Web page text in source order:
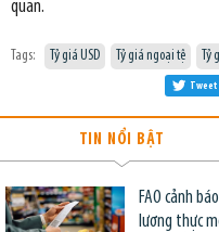
quan.
Tags: Tỷ giá USD Tỷ giá ngoại tệ Tỷ
Tweet
TIN NỔI BẬT
FAO cảnh
lương thực